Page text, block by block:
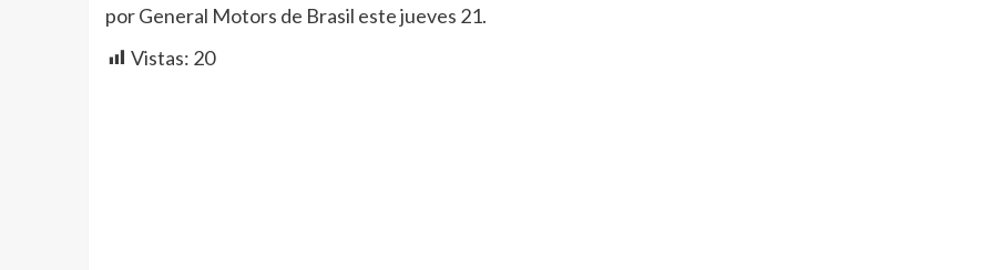
por General Motors de Brasil este jueves 21.
Vistas: 20